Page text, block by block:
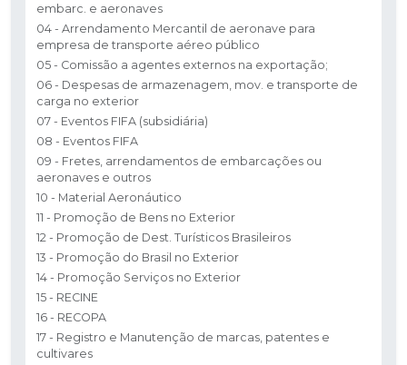
embarc. e aeronaves
04 - Arrendamento Mercantil de aeronave para
empresa de transporte aéreo público
05 - Comissão a agentes externos na exportação;
06 - Despesas de armazenagem, mov. e transporte de
carga no exterior
07 - Eventos FIFA (subsidiária)
08 - Eventos FIFA
09 - Fretes, arrendamentos de embarcações ou
aeronaves e outros
10 - Material Aeronáutico
11 - Promoção de Bens no Exterior
12 - Promoção de Dest. Turísticos Brasileiros
13 - Promoção do Brasil no Exterior
14 - Promoção Serviços no Exterior
15 - RECINE
16 - RECOPA
17 - Registro e Manutenção de marcas, patentes e
cultivares